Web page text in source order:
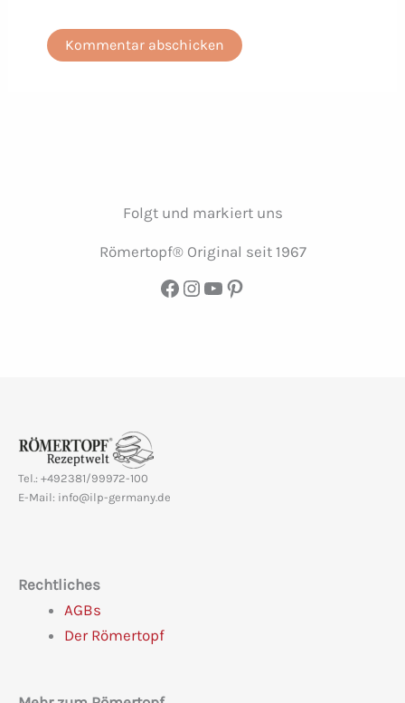
Folgt und markiert uns
Römertopf® Original seit 1967
Facebook
Instagram
YouTube
Pinterest
Tel.: +492381/99972-100
E-Mail: info@ilp-germany.de
Rechtliches
AGBs
Der Römertopf